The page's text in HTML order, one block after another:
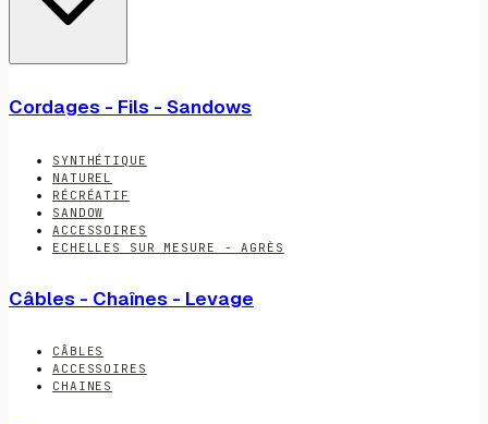
Cordages - Fils - Sandows
SYNTHÉTIQUE
NATUREL
RÉCRÉATIF
SANDOW
ACCESSOIRES
ECHELLES SUR MESURE - AGRÈS
Câbles - Chaînes - Levage
CÂBLES
ACCESSOIRES
CHAINES